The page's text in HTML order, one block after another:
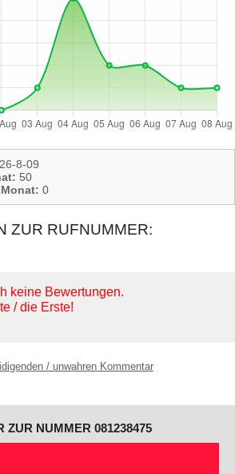
8-09
50
0
ZUR RUFNUMMER:
keine Bewertungen.
/ die Erste!
/ unwahren Kommentar
ZUR NUMMER 081238475